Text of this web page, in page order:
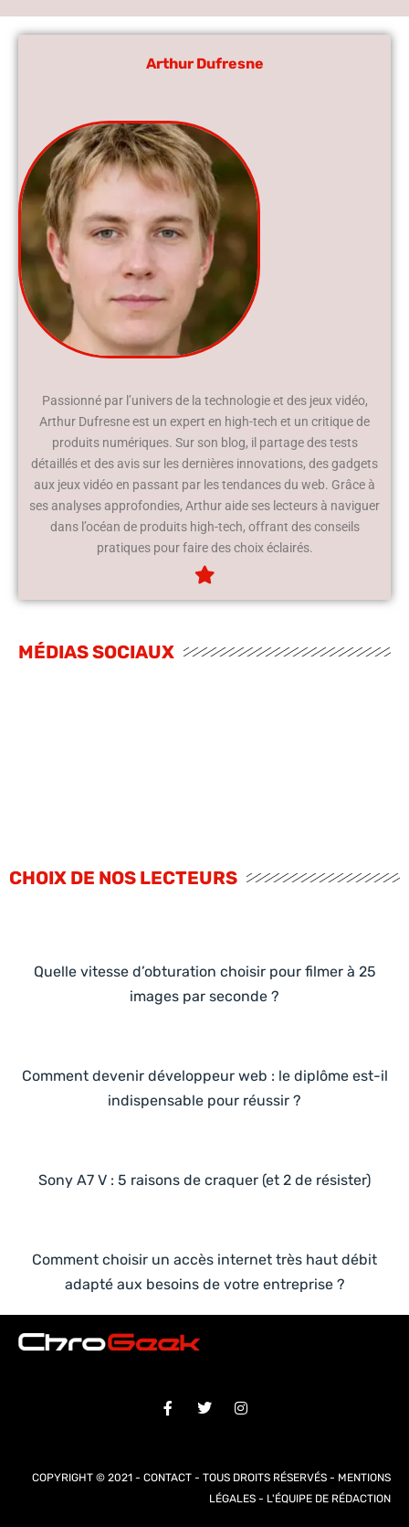
Arthur Dufresne
Passionné par l’univers de la technologie et des jeux vidéo,
Arthur Dufresne est un expert en high-tech et un critique de
produits numériques. Sur son blog, il partage des tests
détaillés et des avis sur les dernières innovations, des gadgets
aux jeux vidéo en passant par les tendances du web. Grâce à
ses analyses approfondies, Arthur aide ses lecteurs à naviguer
dans l’océan de produits high-tech, offrant des conseils
pratiques pour faire des choix éclairés.
MÉDIAS SOCIAUX
CHOIX DE NOS LECTEURS
Quelle vitesse d’obturation choisir pour filmer à 25
images par seconde ?
Comment devenir développeur web : le diplôme est-il
indispensable pour réussir ?
Sony A7 V : 5 raisons de craquer (et 2 de résister)
Comment choisir un accès internet très haut débit
adapté aux besoins de votre entreprise ?
COPYRIGHT © 2021 - CONTACT - TOUS DROITS RÉSERVÉS - MENTIONS
LÉGALES - L'ÉQUIPE DE RÉDACTION